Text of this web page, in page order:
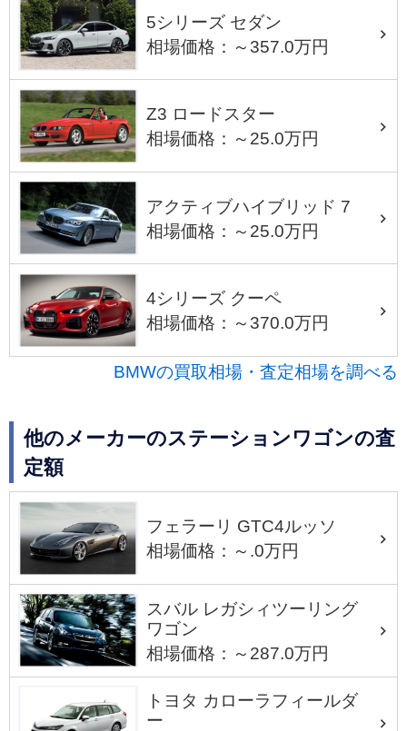
5シリーズ セダン
相場価格：～357.0万円
Z3 ロードスター
相場価格：～25.0万円
アクティブハイブリッド 7
相場価格：～25.0万円
4シリーズ クーペ
相場価格：～370.0万円
BMWの買取相場・査定相場を調べる
他のメーカーのステーションワゴンの査
定額
フェラーリ GTC4ルッソ
相場価格：～.0万円
スバル レガシィツーリング
ワゴン
相場価格：～287.0万円
トヨタ カローラフィールダ
ー